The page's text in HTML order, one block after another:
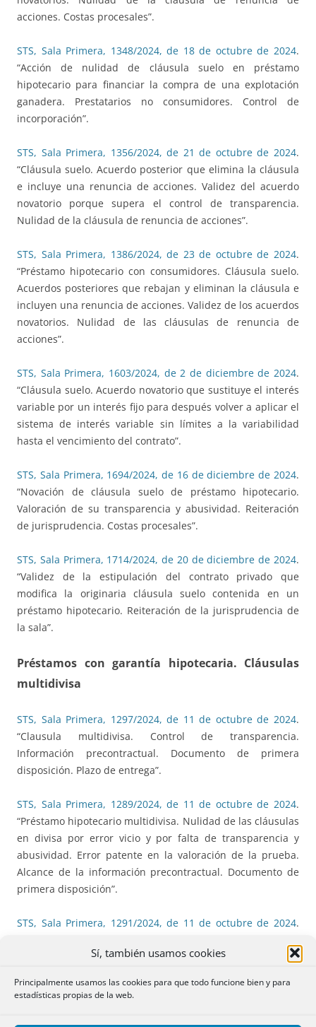
Sí, también usamos cookies
Principalmente usamos las cookies para que todo funcione bien y para
estadísticas propias de la web.
acciones. Costas procesales”.
STS, Sala Primera, 1348/2024, de 18 de octubre de 2024.
“Acción de nulidad de cláusula suelo en préstamo
hipotecario para financiar la compra de una explotación
ganadera. Prestatarios no consumidores. Control de
incorporación”.
STS, Sala Primera, 1356/2024, de 21 de octubre de 2024.
“Cláusula suelo. Acuerdo posterior que elimina la cláusula
e incluye una renuncia de acciones. Validez del acuerdo
novatorio porque supera el control de transparencia.
Nulidad de la cláusula de renuncia de acciones”.
STS, Sala Primera, 1386/2024, de 23 de octubre de 2024.
“Préstamo hipotecario con consumidores. Cláusula suelo.
Acuerdos posteriores que rebajan y eliminan la cláusula e
incluyen una renuncia de acciones. Validez de los acuerdos
novatorios. Nulidad de las cláusulas de renuncia de
acciones”.
STS, Sala Primera, 1603/2024, de 2 de diciembre de 2024.
“Cláusula suelo. Acuerdo novatorio que sustituye el interés
variable por un interés fijo para después volver a aplicar el
sistema de interés variable sin límites a la variabilidad
hasta el vencimiento del contrato”.
STS, Sala Primera, 1694/2024, de 16 de diciembre de 2024.
“Novación de cláusula suelo de préstamo hipotecario.
Valoración de su transparencia y abusividad. Reiteración
de jurisprudencia. Costas procesales”.
STS, Sala Primera, 1714/2024, de 20 de diciembre de 2024.
“Validez de la estipulación del contrato privado que
modifica la originaria cláusula suelo contenida en un
préstamo hipotecario. Reiteración de la jurisprudencia de
la sala”.
Préstamos con garantía hipotecaria. Cláusulas
multidivisa
STS, Sala Primera, 1297/2024, de 11 de octubre de 2024.
“Clausula multidivisa. Control de transparencia.
Información precontractual. Documento de primera
disposición. Plazo de entrega”.
STS, Sala Primera, 1289/2024, de 11 de octubre de 2024.
“Préstamo hipotecario multidivisa. Nulidad de las cláusulas
en divisa por error vicio y por falta de transparencia y
abusividad. Error patente en la valoración de la prueba.
Alcance de la información precontractual. Documento de
primera disposición”.
STS, Sala Primera, 1291/2024, de 11 de octubre de 2024.
relativas a la opción multidivisa. Reiteración de
abusividad. Diferencia con los préstamos indexados en